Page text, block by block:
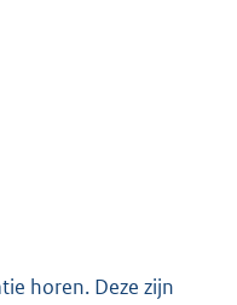
horen. Deze zijn